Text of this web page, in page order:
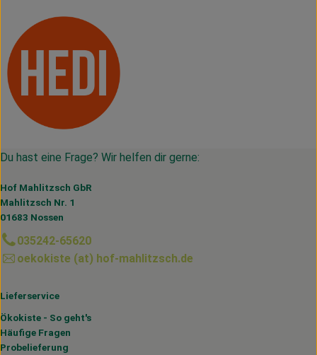
Du hast eine Frage? Wir helfen dir gerne:
Hof Mahlitzsch GbR
Mahlitzsch Nr. 1
01683 Nossen
035242-65620
oekokiste (at) hof-mahlitzsch.de
Lieferservice
Ökokiste - So geht's
Häufige Fragen
Probelieferung